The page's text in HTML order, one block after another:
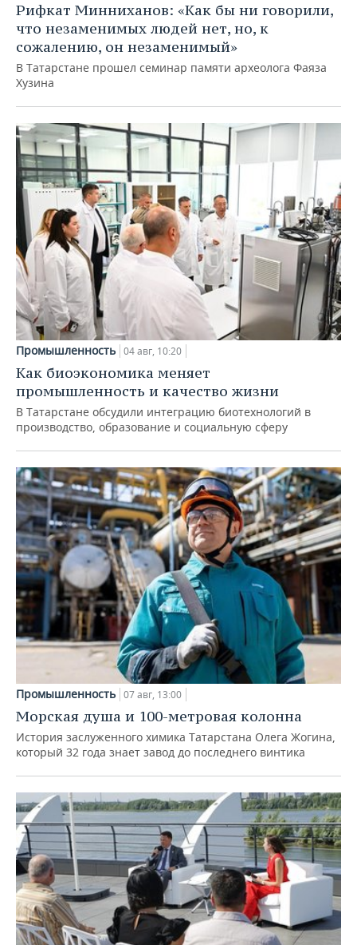
Рифкат Минниханов: «Как бы ни говорили,
что незаменимых людей нет, но, к
сожалению, он незаменимый»
В Татарстане прошел семинар памяти археолога Фаяза
Хузина
Промышленность 04 авг, 10:20
Как биоэкономика меняет
промышленность и качество жизни
В Татарстане обсудили интеграцию биотехнологий в
производство, образование и социальную сферу
Промышленность 07 авг, 13:00
Морская душа и 100-метровая колонна
История заслуженного химика Татарстана Олега Жогина,
который 32 года знает завод до последнего винтика